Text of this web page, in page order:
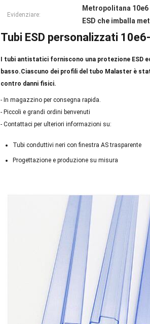
Evidenziare:
Metropolitana 10e6
ESD che imballa
Tubi ESD personalizzati
I tubi antistatici forniscono una protezione
basso.Ciascuno dei profili del tubo Malaster è
contro danni fisici.
- In magazzino per consegna rapida.
- Piccoli e grandi ordini benvenuti
- Contattaci per ulteriori informazioni su:
Tubi conduttivi neri con finestra AS trasparente
Progettazione e produzione su misura